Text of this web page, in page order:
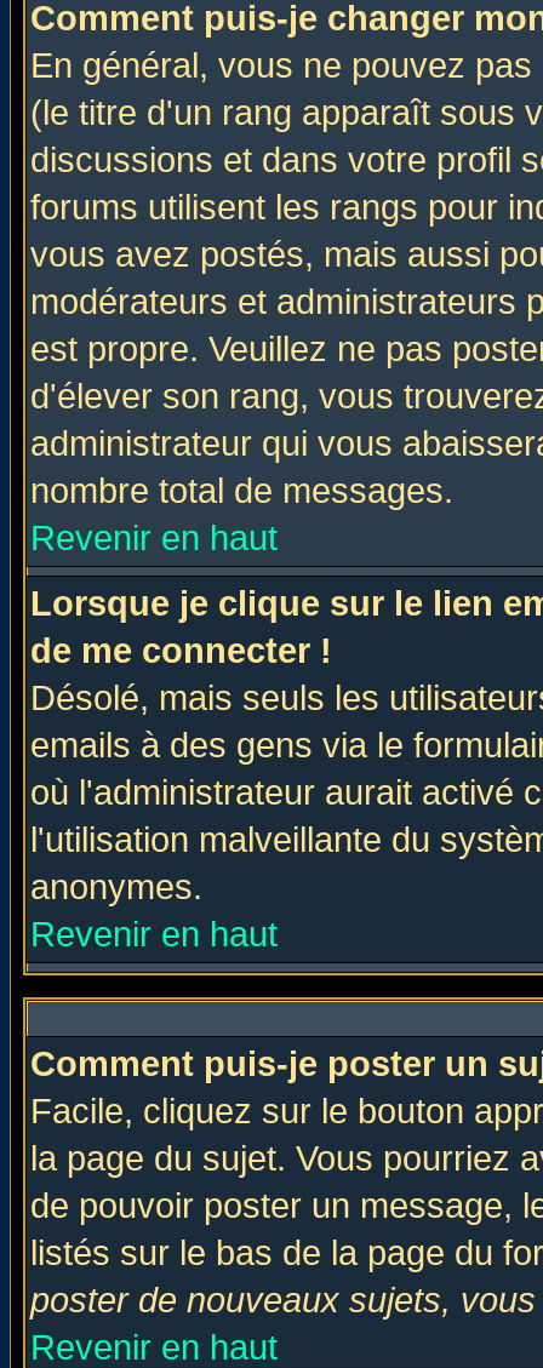
Comment puis-je changer
En général, vous ne pouvez
(le titre d'un rang apparaît sous
discussions et dans votre profil
forums utilisent les rangs pour
vous avez postés, mais aussi
modérateurs et administrateurs
est propre. Veuillez ne pas
d'élever son rang, vous
administrateur qui vous
nombre total de messages.
Revenir en haut
Lorsque je clique sur le lien
de me connecter !
Désolé, mais seuls les
emails à des gens via le
où l'administrateur aurait activé
l'utilisation malveillante du
anonymes.
Revenir en haut
Comment puis-je poster un
Facile, cliquez sur le bouton
la page du sujet. Vous pourriez
de pouvoir poster un message,
listés sur le bas de la page du
poster de nouveaux sujets,
Revenir en haut